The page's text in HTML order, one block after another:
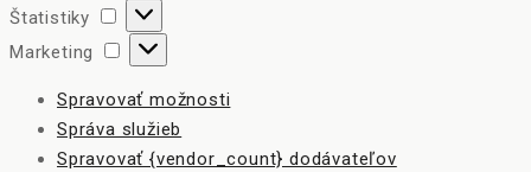
Štatistiky
Štatistiky
Marketing
Marketing
Spravovať možnosti
Správa služieb
Spravovať {vendor_count} dodávateľov